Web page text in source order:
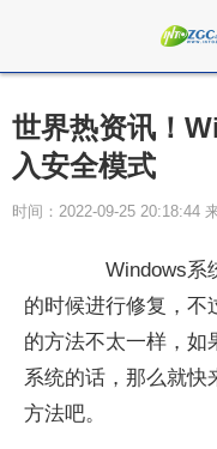
世界热资讯！
入安全模式
时间：2022-09-25 20:18:44
Windows系统
的时候进行修复，不
的方法不太一样，如
系统的话，那么就快
方法吧。